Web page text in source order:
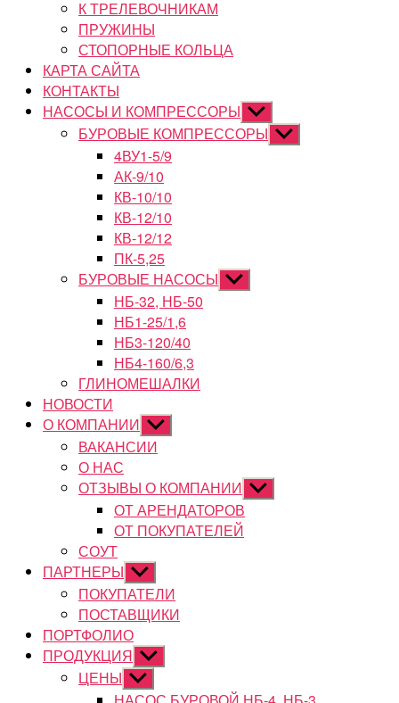
К ТРЕЛЕВОЧНИКАМ
ПРУЖИНЫ
СТОПОРНЫЕ КОЛЬЦА
КАРТА САЙТА
КОНТАКТЫ
НАСОСЫ И КОМПРЕССОРЫ Показывать
подменю
БУРОВЫЕ КОМПРЕССОРЫ Показывать
подменю
4ВУ1-5/9
АК-9/10
КВ-10/10
КВ-12/10
КВ-12/12
ПК-5,25
БУРОВЫЕ НАСОСЫ Показывать
подменю
НБ-32, НБ-50
НБ1-25/1,6
НБ3-120/40
НБ4-160/6,3
ГЛИНОМЕШАЛКИ
НОВОСТИ
О КОМПАНИИ Показывать
подменю
ВАКАНСИИ
О НАС
ОТЗЫВЫ О КОМПАНИИ Показывать
подменю
ОТ АРЕНДАТОРОВ
ОТ ПОКУПАТЕЛЕЙ
СОУТ
ПАРТНЕРЫ Показывать
подменю
ПОКУПАТЕЛИ
ПОСТАВЩИКИ
ПОРТФОЛИО
ПРОДУКЦИЯ Показывать
подменю
ЦЕНЫ Показывать
подменю